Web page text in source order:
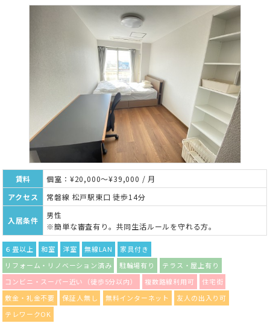
賃料
個室：¥20,000～¥39,000 / 月
アクセス
常磐線 松戸駅東口 徒歩14分
入居条件
男性
※簡単な審査有り。共同生活ルールを守れる方。
６畳以上 和室 洋室 無線LAN
家具付き
リフォーム・リノベーション済み
駐輪場有り
テラス・屋上有り
コンビニ・スーパー近い（徒歩5分以内）
複数路線利用可
住宅街
敷金・礼金不要
保証人無し 無料インターネット
友人の出入り可
テレワークOK